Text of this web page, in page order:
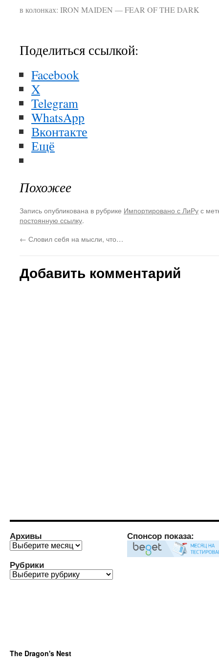
в колонках: IRON MAIDEN — FEAR OF THE DARK
Поделиться ссылкой:
Facebook
X
Telegram
WhatsApp
Вконтакте
Ещё
Похожее
Запись опубликована в рубрике Импортировано с ЛиРус
постоянную ссылку.
← Словил себя на мысли, что…
Добавить комментарий
Архивы
Архивы
Рубрики
Рубрики
Спонсор показа:
The Dragon's Nest